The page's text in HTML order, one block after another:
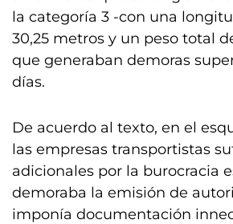
la categoría 3 -con una
30,25 metros y un peso total
que generaban demoras
días.
De acuerdo al texto, en el
las empresas transportistas
adicionales por la burocracia
demoraba la emisión de
imponía documentación